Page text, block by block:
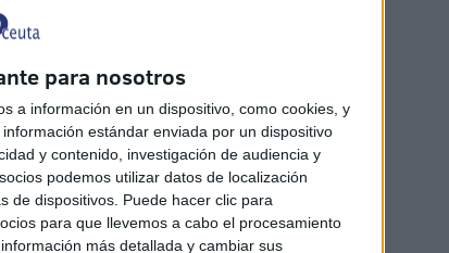
para nosotros
a información en un dispositivo, como cookies, y
estándar enviada por un dispositivo
y contenido, investigación de audiencia y
podemos utilizar datos de localización
de dispositivos. Puede hacer clic para
para que llevemos a cabo el procesamiento
más detallada y cambiar sus